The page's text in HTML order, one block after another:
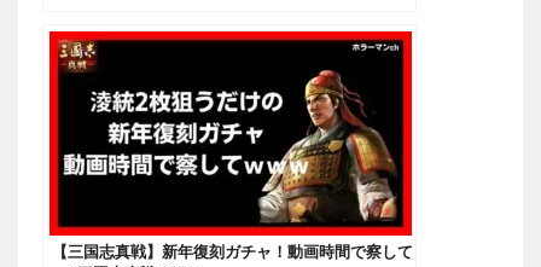
【三国志真戦】新年復刻ガチャ！動画時間で察して